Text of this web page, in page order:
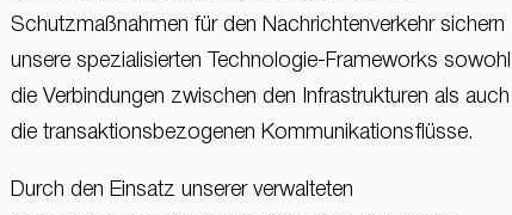
Schutzmaßnahmen für den Nachrichtenverkehr sichern
unsere spezialisierten Technologie-Frameworks sowohl
die Verbindungen zwischen den Infrastrukturen als auch
die transaktionsbezogenen Kommunikationsflüsse.
Durch den Einsatz unserer verwalteten